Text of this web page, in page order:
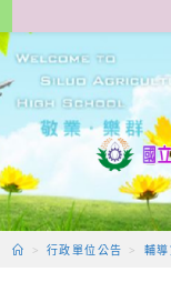
轉
至
要
容
> 行政單位公告 > 輔